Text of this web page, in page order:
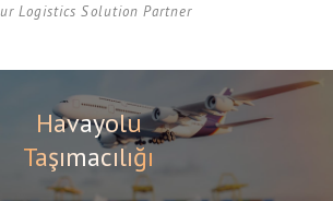
Logistics Solution Partner
Havayolu
Taşımacılığı